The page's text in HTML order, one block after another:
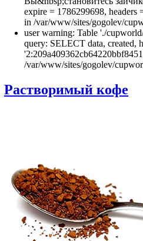
expire = 1786299698,
in /var/www/sites/gogolev/
user warning: Table './
query: SELECT data, created,
/var/www/sites/gogolev/
Растворимый кофе